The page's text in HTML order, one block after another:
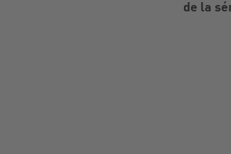
de la